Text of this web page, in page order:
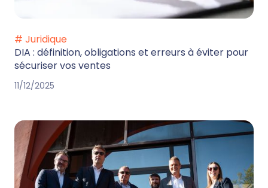
# Juridique
DIA : définition, obligations et erreurs à éviter pour
sécuriser vos ventes
11/12/2025